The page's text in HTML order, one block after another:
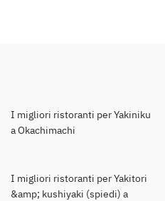
I migliori ristoranti per Yakiniku
a Okachimachi
I migliori ristoranti per Yakitori
&amp; kushiyaki (spiedi) a